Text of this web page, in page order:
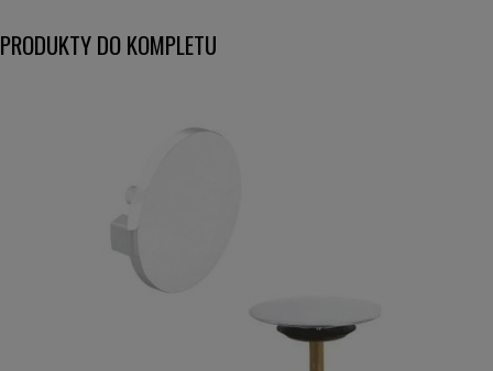
PRODUKTY DO KOMPLETU